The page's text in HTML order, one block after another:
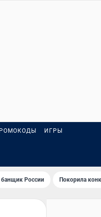
ИГРЫ
России Покорила